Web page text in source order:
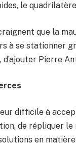
le
que la
à se stationner
Pierre
difficile à
de répliquer
en